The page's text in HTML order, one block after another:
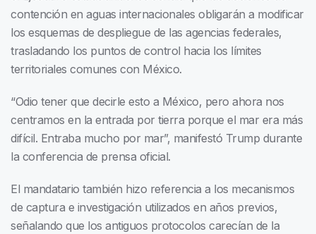
contención en aguas internacionales obligarán a modificar
los esquemas de despliegue de las agencias federales,
trasladando los puntos de control hacia los límites
territoriales comunes con México.
“Odio tener que decirle esto a México, pero ahora nos
centramos en la entrada por tierra porque el mar era más
difícil. Entraba mucho por mar”, manifestó Trump durante
la conferencia de prensa oficial.
El mandatario también hizo referencia a los mecanismos
de captura e investigación utilizados en años previos,
señalando que los antiguos protocolos carecían de la